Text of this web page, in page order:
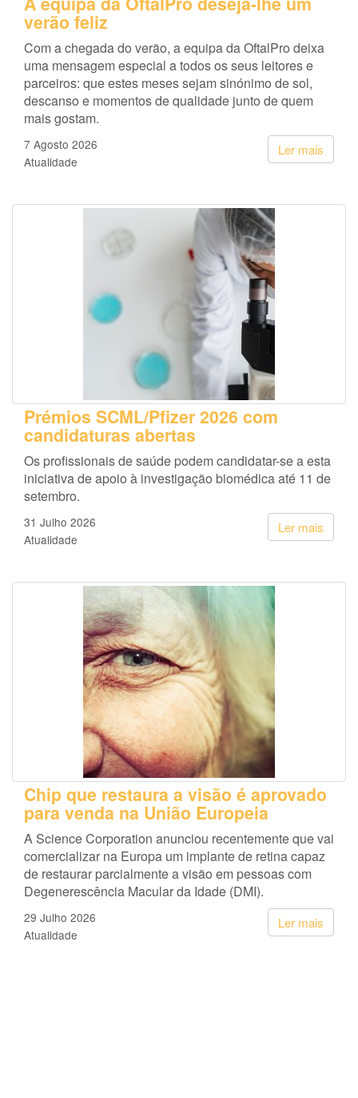
verão feliz
Com a chegada do verão, a equipa da OftalPro deixa
uma mensagem especial a todos os seus leitores e
parceiros: que estes meses sejam sinónimo de sol,
descanso e momentos de qualidade junto de quem
mais gostam.
Ler mais
7 Agosto 2026
Atualidade
Prémios SCML/Pfizer 2026 com
candidaturas abertas
Os profissionais de saúde podem candidatar-se a esta
iniciativa de apoio à investigação biomédica até 11 de
setembro.
Ler mais
31 Julho 2026
Atualidade
Chip que restaura a visão é aprovado
para venda na União Europeia
A Science Corporation anunciou recentemente que vai
comercializar na Europa um implante de retina capaz
de restaurar parcialmente a visão em pessoas com
Degenerescência Macular da Idade (DMI).
Ler mais
29 Julho 2026
Atualidade